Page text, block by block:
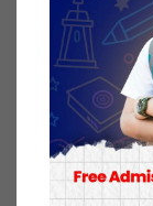
१९ मंसिर २०७७,